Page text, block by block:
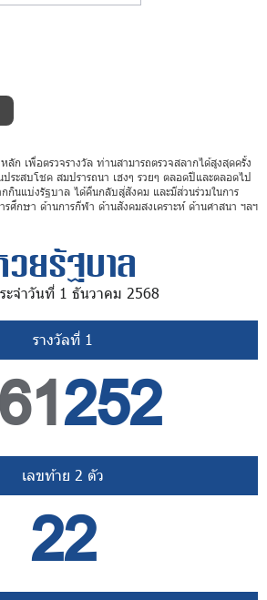
ก เพื่อตรวจรางวัล ท่านสามารถตรวจสลากได้สูงสุดครั้ง
ระสบโชค สมปรารถนา เฮงๆ รวยๆ ตลอดปีและตลอดไป
กกินแบ่งรัฐบาล ได้คืนกลับสู่สังคม และมีส่วนร่วมในการ
ศึกษา ด้านการกีฬา ด้านสังคมสงเคราะห์ ด้านศาสนา ฯลฯ
วยรัฐบาล
ะจำวันที่ 1 ธันวาคม 2568
รางวัลที่ 1
252
เลขท้าย 2 ตัว
22